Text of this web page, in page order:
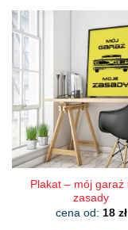
wiele
Opcje
można
wybrać
na
stronie
Plakat – mój garaż
zasady
cena od: 18 zł